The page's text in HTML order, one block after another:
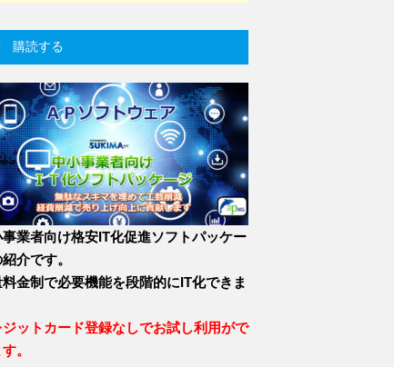
購読する
業者向け格安IT化促進ソフトパッケー
介です。
金制で必要機能を段階的にIT化できま
ジットカード登録なしでお試し利用がで
。